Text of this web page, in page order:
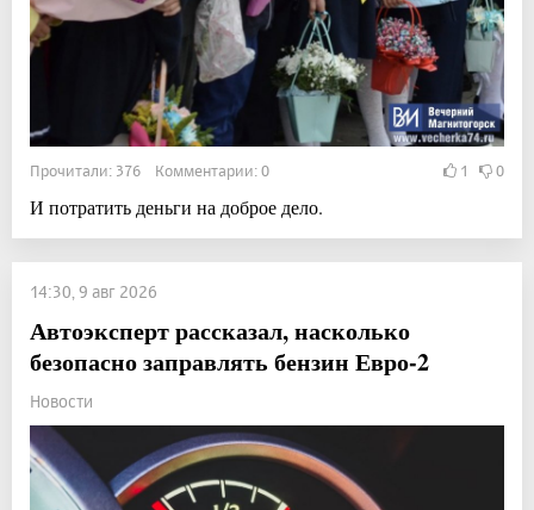
Прочитали: 376 Комментарии: 0 1 0
И потратить деньги на доброе дело.
14:30, 9 авг 2026
Автоэксперт рассказал, насколько
безопасно заправлять бензин Евро-2
Новости